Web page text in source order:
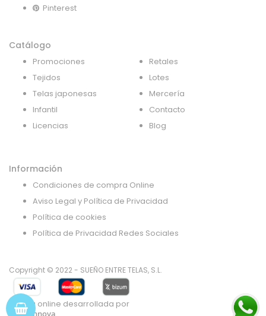
Pinterest
Catálogo
Promociones
Tejidos
Telas japonesas
Infantil
Licencias
Retales
Lotes
Mercería
Contacto
Blog
Información
Condiciones de compra Online
Aviso Legal y Política de Privacidad
Política de cookies
Política de Privacidad Redes Sociales
Copyright © 2022 - SUEÑO ENTRE TELAS, S.L.
Tienda online desarrollada por
Gsoft Innova